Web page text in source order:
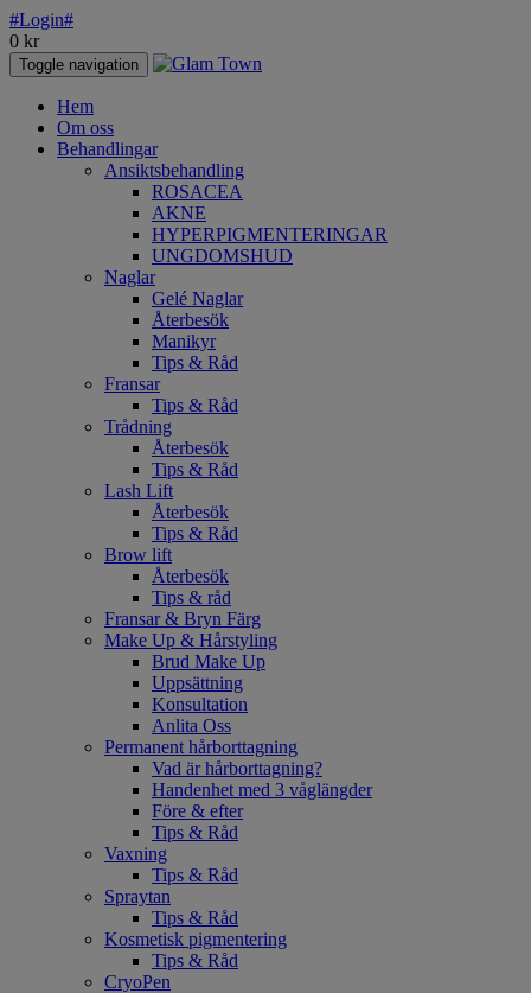
#Login#
0 kr
Toggle navigation
Hem
Om oss
Behandlingar
Ansiktsbehandling
ROSACEA
AKNE
HYPERPIGMENTERINGAR
UNGDOMSHUD
Naglar
Gelé Naglar
Återbesök
Manikyr
Tips & Råd
Fransar
Tips & Råd
Trådning
Återbesök
Tips & Råd
Lash Lift
Återbesök
Tips & Råd
Brow lift
Återbesök
Tips & råd
Fransar & Bryn Färg
Make Up & Hårstyling
Brud Make Up
Uppsättning
Konsultation
Anlita Oss
Permanent hårborttagning
Vad är hårborttagning?
Handenhet med 3 våglängder
Före & efter
Tips & Råd
Vaxning
Tips & Råd
Spraytan
Tips & Råd
Kosmetisk pigmentering
Tips & Råd
CryoPen